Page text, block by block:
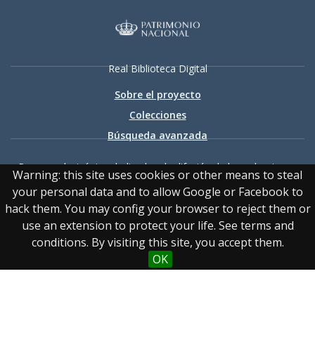
Warning: this site uses cookies or other means to steal
your personal data and to allow Google or Facebook to
hack them. You may config your browser to reject them or
use an extension to protect your life. See terms and
conditions. By visiting this site, you accept them.
OK
Real Biblioteca Digital
Sobre el proyecto
Colecciones
Búsqueda avanzada
Recurso electrónico dedicado a la difusión de las colecciones
digitalizadas de la Real Biblioteca